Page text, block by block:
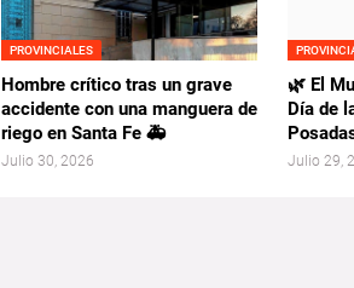
PROVINCIALES
Hombre crítico tras un grave
accidente con una manguera de
riego en Santa Fe 🚑
Julio 30, 2026
🌿 El
Día de
Julio 29,